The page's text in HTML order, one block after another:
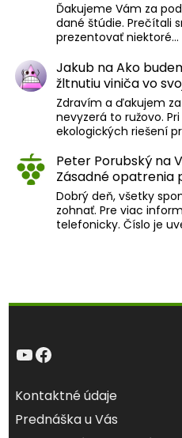
Ďakujeme Vám za
dané štúdie. Prečítali
prezentovať niektoré…
Jakub naAko
žltnutiu viniča vo
Zdravím a ďakujem
nevyzerá to ružovo.
ekologických riešení
Peter Porubský na
Zásadné opatrenia
Dobrý deň, všetky
zohnať. Pre viac
telefonicky. Číslo je
YouTube
Facebook
Kontaktné údaje
Prednáška u Vás